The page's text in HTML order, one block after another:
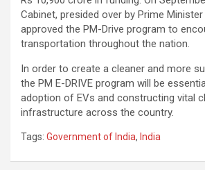
Cabinet, presided over by Prime
approved the PM-Drive program to
transportation throughout the nation.
In order to create a cleaner and more
the PM E-DRIVE program will be
adoption of EVs and constructing vital
infrastructure across the country.
Tags: Government of India, India